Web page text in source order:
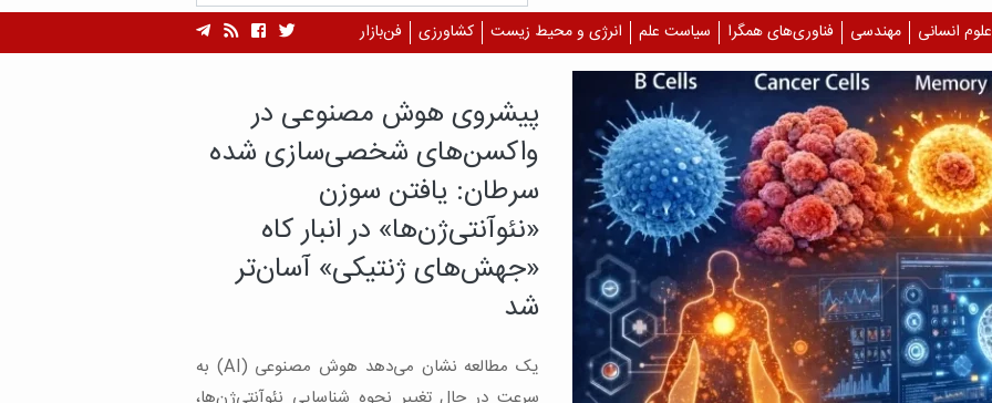
علوم انسانی مهندسی فناوری‌های همگرا سیاست علم انرژی و محیط زیست کشاورزی فن‌بازار
یافته مهم محققان ایرانی
کدام داروهای دیابت تاثیر
بیشتری بر تخریب عضلات
دارند؟
بررسی‌های جدید محققان ایرانی نشان می‌دهد که
همه داروهای دیابت به یک شکل بر بدن تأثیر
کاهش چربی بدن بسیار […]